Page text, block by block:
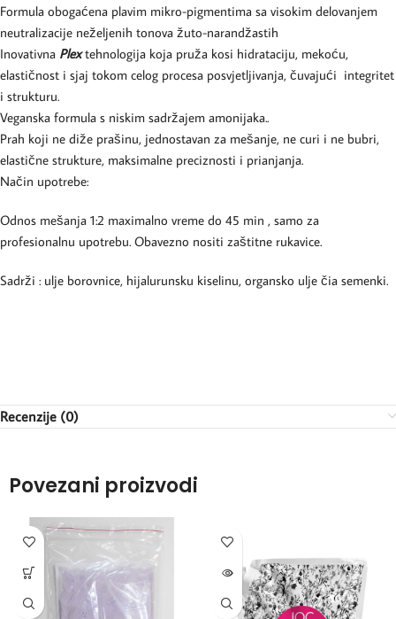
Formula obogaćena plavim mikro-pigmentima sa visokim delovanjem
neutralizacije neželjenih tonova žuto-narandžastih
Inovativna Plex tehnologija koja pruža kosi hidrataciju, mekoću,
elastičnost i sjaj tokom celog procesa posvjetljivanja, čuvajući integritet
i strukturu.
Veganska formula s niskim sadržajem amonijaka..
Prah koji ne diže prašinu, jednostavan za mešanje, ne curi i ne bubri,
elastične strukture, maksimalne preciznosti i prianjanja.
Način upotrebe:
Odnos mešanja 1:2 maximalno vreme do 45 min , samo za
profesionalnu upotrebu. Obavezno nositi zaštitne rukavice.
Sadrži : ulje borovnice, hijalurunsku kiselinu, organsko ulje čia semenki.
Recenzije (0)
Povezani proizvodi